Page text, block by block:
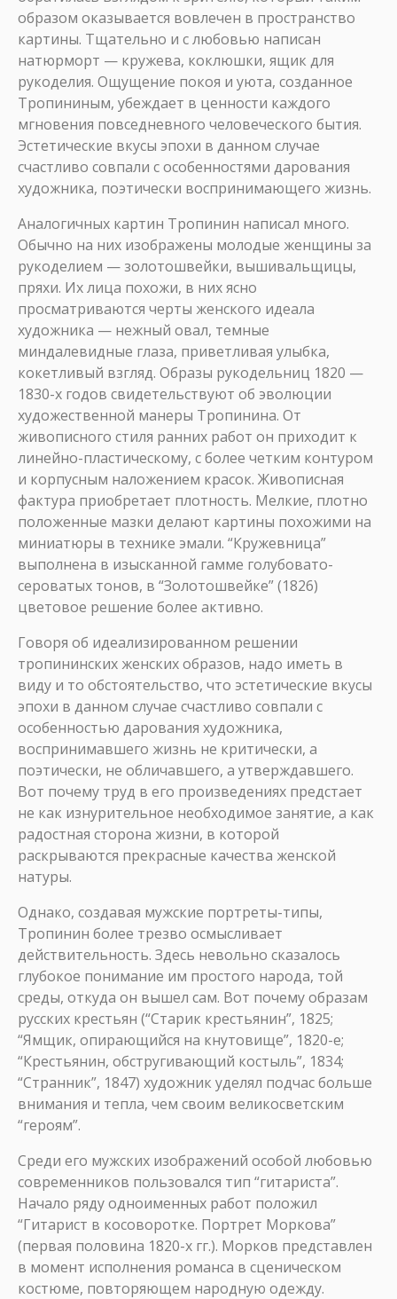
образом оказывается вовлечен в пространство
картины. Тщательно и с любовью написан
натюрморт — кружева, коклюшки, ящик для
рукоделия. Ощущение покоя и уюта, созданное
Тропининым, убеждает в ценности каждого
мгновения повседневного человеческого бытия.
Эстетические вкусы эпохи в данном случае
счастливо совпали с особенностями дарования
художника, поэтически воспринимающего жизнь.
Аналогичных картин Тропинин написал много.
Обычно на них изображены молодые женщины за
рукоделием — золотошвейки, вышивальщицы,
пряхи. Их лица похожи, в них ясно
просматриваются черты женского идеала
художника — нежный овал, темные
миндалевидные глаза, приветливая улыбка,
кокетливый взгляд. Образы рукодельниц 1820 —
1830-х годов свидетельствуют об эволюции
художественной манеры Тропинина. От
живописного стиля ранних работ он приходит к
линейно-пластическому, с более четким контуром
и корпусным наложением красок. Живописная
фактура приобретает плотность. Мелкие, плотно
положенные мазки делают картины похожими на
миниатюры в технике эмали. “Кружевница”
выполнена в изысканной гамме голубовато-
сероватых тонов, в “Золотошвейке” (1826)
цветовое решение более активно.
Говоря об идеализированном решении
тропининских женских образов, надо иметь в
виду и то обстоятельство, что эстетические вкусы
эпохи в данном случае счастливо совпали с
особенностью дарования художника,
воспринимавшего жизнь не критически, а
поэтически, не обличавшего, а утверждавшего.
Вот почему труд в его произведениях предстает
не как изнурительное необходимое занятие, а как
радостная сторона жизни, в которой
раскрываются прекрасные качества женской
натуры.
Однако, создавая мужские портреты-типы,
Тропинин более трезво осмысливает
действительность. Здесь невольно сказалось
глубокое понимание им простого народа, той
среды, откуда он вышел сам. Вот почему образам
русских крестьян (“Старик крестьянин”, 1825;
“Ямщик, опирающийся на кнутовище”, 1820-е;
“Крестьянин, обстругивающий костыль”, 1834;
“Странник”, 1847) художник уделял подчас больше
внимания и тепла, чем своим великосветским
“героям”.
Среди его мужских изображений особой любовью
современников пользовался тип “гитариста”.
Начало ряду одноименных работ положил
“Гитарист в косоворотке. Портрет Моркова”
(первая половина 1820-х гг.). Морков представлен
в момент исполнения романса в сценическом
костюме, повторяющем народную одежду.